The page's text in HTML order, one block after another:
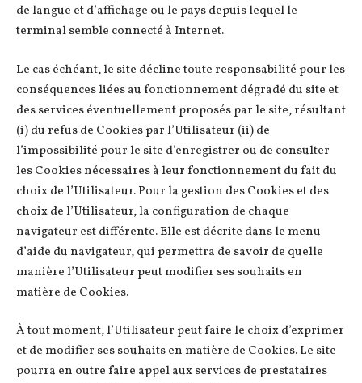
de langue et d’affichage ou le pays depuis lequel le
terminal semble connecté à Internet.
Le cas échéant, le site décline toute responsabilité pour les
conséquences liées au fonctionnement dégradé du site et
des services éventuellement proposés par le site, résultant
(i) du refus de Cookies par l’Utilisateur (ii) de
l’impossibilité pour le site d’enregistrer ou de consulter
les Cookies nécessaires à leur fonctionnement du fait du
choix de l’Utilisateur. Pour la gestion des Cookies et des
choix de l’Utilisateur, la configuration de chaque
navigateur est différente. Elle est décrite dans le menu
d’aide du navigateur, qui permettra de savoir de quelle
manière l’Utilisateur peut modifier ses souhaits en
matière de Cookies.
À tout moment, l’Utilisateur peut faire le choix d’exprimer
et de modifier ses souhaits en matière de Cookies. Le site
pourra en outre faire appel aux services de prestataires